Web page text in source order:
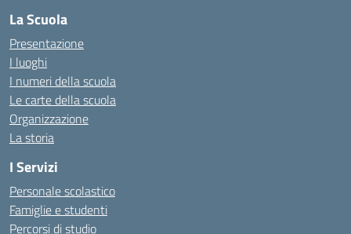
La Scuola
Presentazione
I luoghi
I numeri della scuola
Le carte della scuola
Organizzazione
La storia
I Servizi
Personale scolastico
Famiglie e studenti
Percorsi di studio